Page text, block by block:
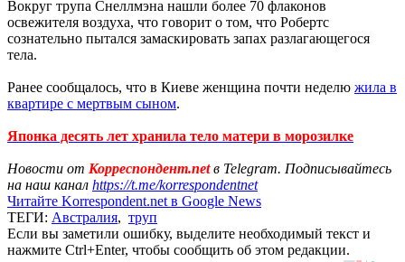
Вокруг трупа Снеллмэна нашли более 70 флаконов
освежителя воздуха, что говорит о том, что Робертс
сознательно пытался замаскировать запах разлагающегося
тела.
Ранее сообщалось, что в Киеве женщина почти неделю жила в
квартире с мертвым сыном.
Японка десять лет хранила тело матери в морозилке
Новости от Корреспондент.netв Telegram. Подписывайтесь
на наш канал https://t.me/korrespondentnet
Читайте Korrespondent.net в Google News
ТЕГИ: Австралия, труп
Если вы заметили ошибку, выделите необходимый текст и
нажмите Ctrl+Enter, чтобы сообщить об этом редакции.